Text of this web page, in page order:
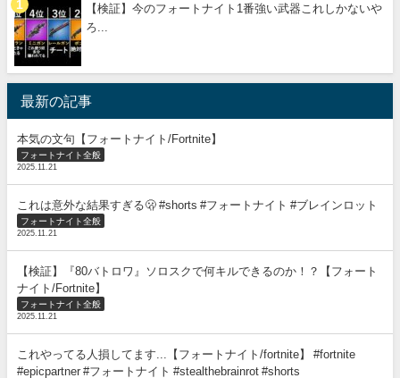
【検証】今のフォートナイト1番強い武器これしかないや
ろ...
最新の記事
本気の文句【フォートナイト/Fortnite】
フォートナイト全般
2025.11.21
これは意外な結果すぎる🫢 #shorts #フォートナイト #ブレインロット
フォートナイト全般
2025.11.21
【検証】『80バトロワ』ソロスクで何キルできるのか！？【フォート
ナイト/Fortnite】
フォートナイト全般
2025.11.21
これやってる人損してます...【フォートナイト/fortnite】 #fortnite
#epicpartner #フォートナイト #stealthebrainrot #shorts